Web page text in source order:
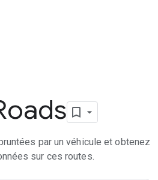
par un véhicule et obtenez
sur ces routes.